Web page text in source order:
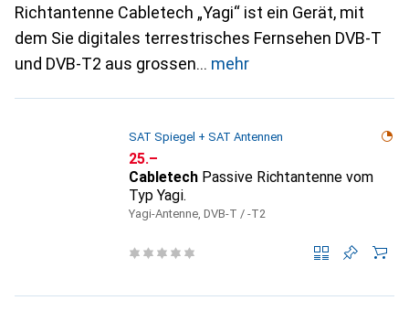
Richtantenne Cabletech „Yagi“ ist ein Gerät, mit
dem Sie digitales terrestrisches Fernsehen DVB-T
und DVB-T2 aus grossen
mehr
SAT Spiegel + SAT Antennen
CHF
25.–
Cabletech Passive Richtantenne vom
Typ Yagi.
Yagi-Antenne, DVB-T / -T2